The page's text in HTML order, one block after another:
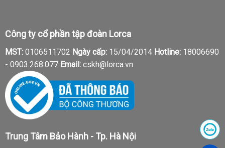
Công ty cổ phần tập đoàn Lorca
MST:0106511702 Ngày cấp:15/04/2014 Hotline:18006690
- 0903.268.077 Email:cskh@lorca.vn
Trung Tâm Bảo Hành - Tp. Hà Nội